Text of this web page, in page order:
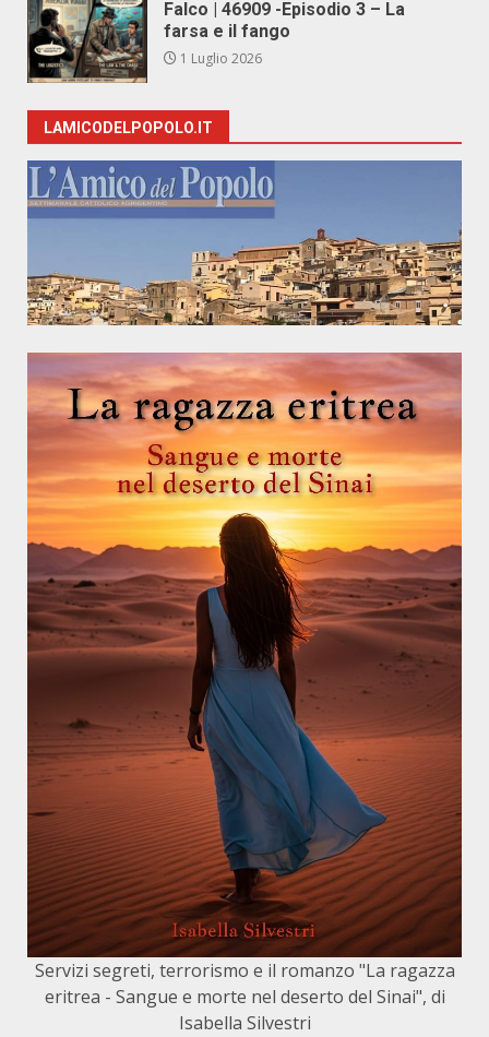
Falco | 46909 -Episodio 3 – La
farsa e il fango
1 Luglio 2026
LAMICODELPOPOLO.IT
Servizi segreti, terrorismo e il romanzo "La ragazza
eritrea - Sangue e morte nel deserto del Sinai", di
Isabella Silvestri